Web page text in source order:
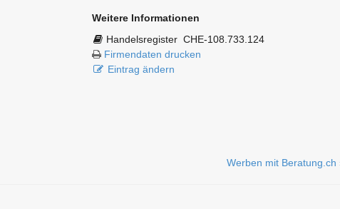
Weitere Informationen
Handelsregister CHE-108.733.124
Firmendaten drucken
Eintrag ändern
Werben mit Beratung.ch